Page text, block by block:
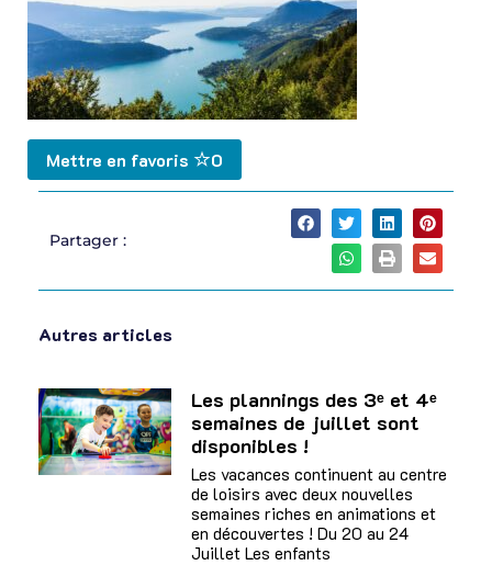
Mettre en favoris 0
Partager :
Autres articles
Les plannings des 3ᵉ et 4ᵉ
semaines de juillet sont
disponibles !
Les vacances continuent au centre
de loisirs avec deux nouvelles
semaines riches en animations et
en découvertes ! Du 20 au 24
Juillet Les enfants